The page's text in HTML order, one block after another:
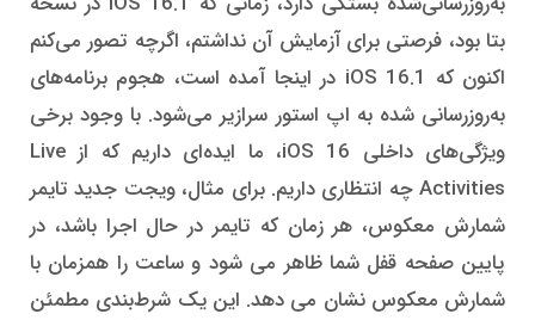
بتا بود، فرصتی برای آزمایش آن نداشتم، اگرچه تصور می‌کنم
اکنون که iOS 16.1 در اینجا آمده است، هجوم برنامه‌های
به‌روزرسانی شده به اپ استور سرازیر می‌شود. با وجود برخی
ویژگی‌های داخلی iOS 16، ما ایده‌ای داریم که از Live
Activities چه انتظاری داریم. برای مثال، ویجت جدید تایمر
شمارش معکوس، هر زمان که تایمر در حال اجرا باشد، در
پایین صفحه قفل شما ظاهر می شود و ساعت را همزمان با
شمارش معکوس نشان می دهد. این یک شرط‌بندی مطمئن